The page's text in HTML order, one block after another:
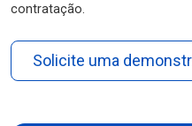
contratação.
Solicite uma